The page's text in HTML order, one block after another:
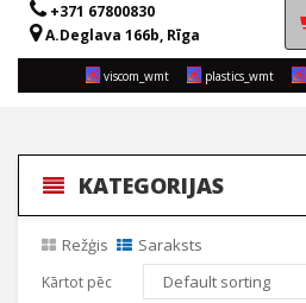
+371 67800830
A.Deglava 166b, Rīga
viscom_wmt plastics_wmt
KATEGORIJAS
Režģis Saraksts
Kārtot pēc